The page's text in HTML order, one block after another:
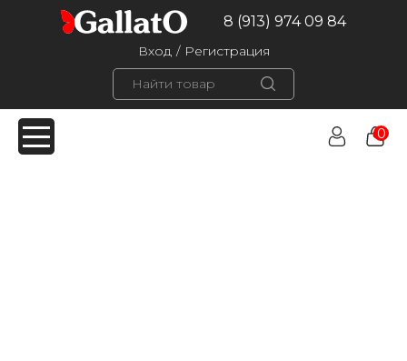
8 (913) 974 09 84
Вход / Регистрация
0